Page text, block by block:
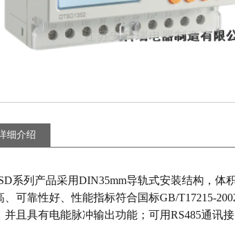
细介绍
系列产品采用DIN35mm导轨式安装结构，
、可靠性好、性能指标符合国标GB/T17215-
并且具有电能脉冲输出功能；可用RS485通讯